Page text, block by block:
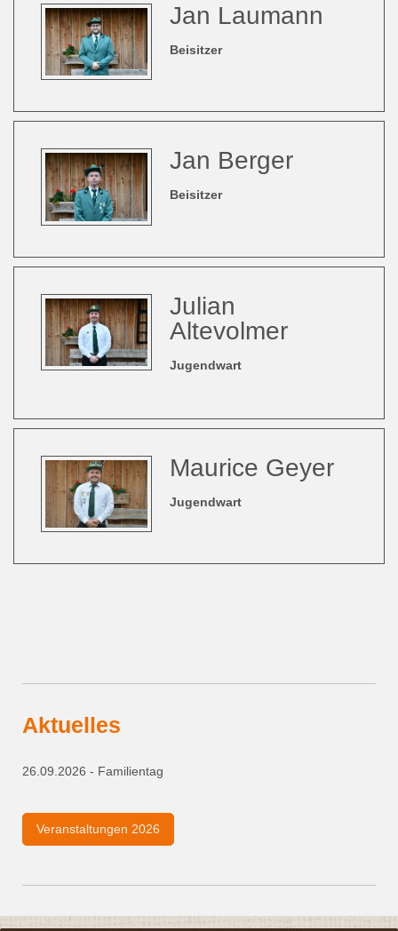
Jan Laumann
Beisitzer
Jan Berger
Beisitzer
Julian
Altevolmer
Jugendwart
Maurice Geyer
Jugendwart
Aktuelles
26.09.2026 - Familientag
Veranstaltungen 2026